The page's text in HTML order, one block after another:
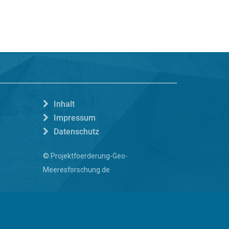
Inhalt
Impressum
Datenschutz
© Projektfoerderung-Geo-
Meeresforschung.de